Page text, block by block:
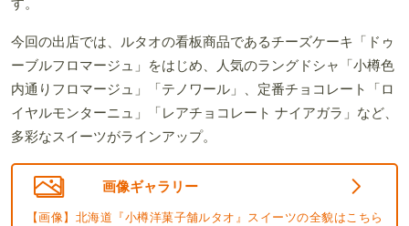
す。
今回の出店では、ルタオの看板商品であるチーズケーキ「ドゥ
ーブルフロマージュ」をはじめ、人気のラングドシャ「小樽色
内通りフロマージュ」「テノワール」、定番チョコレート「ロ
イヤルモンターニュ」「レアチョコレート ナイアガラ」など、
多彩なスイーツがラインアップ。
画像ギャラリー
【画像】北海道『小樽洋菓子舗ルタオ』スイーツの全貌はこちら